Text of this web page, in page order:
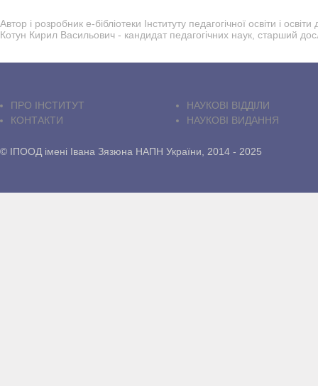
Автор і розробник е-бібліотеки Інституту педагогічної освіти і
Котун Кирил Васильович - кандидат педагогічних наук, старший
ПРО IНСТИТУТ
КОНТАКТИ
НАУКОВІ ВІДДІЛИ
НАУКОВІ ВИДАННЯ
© ІПООД імені Івана Зязюна НАПН України, 2014 - 2025